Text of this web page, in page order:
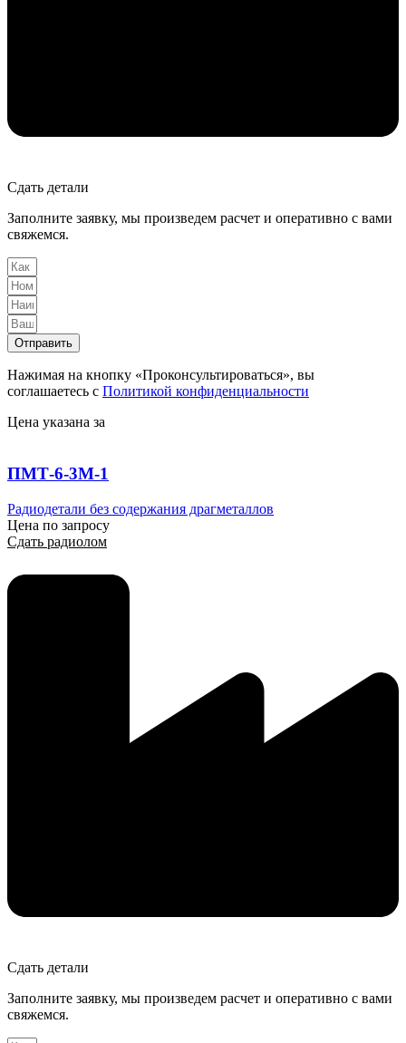
Сдать детали
Заполните заявку, мы произведем расчет и оперативно с вами
свяжемся.
Отправить
Нажимая на кнопку «Проконсультироваться», вы
соглашаетесь с Политикой конфиденциальности
Цена указана за
ПМТ-6-3М-1
Радиодетали без содержания драгметаллов
Цена по запросу
Сдать радиолом
Сдать детали
Заполните заявку, мы произведем расчет и оперативно с вами
свяжемся.